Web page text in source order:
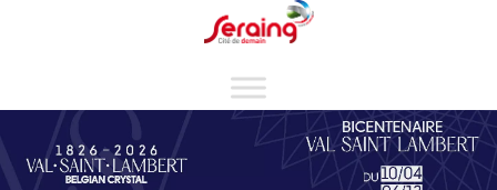
Cookies management panel